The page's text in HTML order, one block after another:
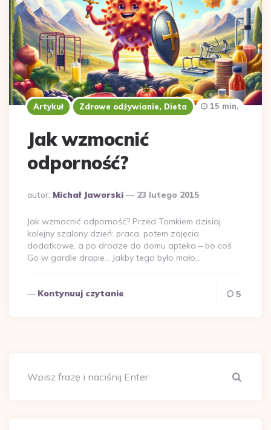
Artykuł Zdrowe odżywianie, Dieta
Jak wzmocnić
odporność?
Dodane
autor: Michał Jaworski 23 lutego 2015
15 min.
Jak wzmocnić odporność? Przed Tomkiem dzisiaj
kolejny szalony dzień: praca, potem zajęcia
dodatkowe, a po drodze do domu apteka – bo coś
Go w gardle drapie… Jakby tego było mało…
Kontynuuj czytanie 5